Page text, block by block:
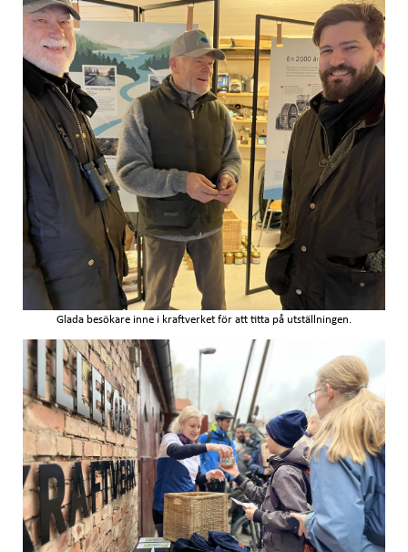
Glada besökare inne i kraftverket för att titta på utställningen.